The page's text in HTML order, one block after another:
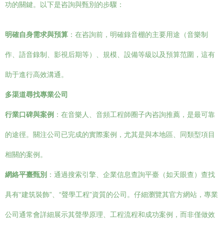
功的關鍵。以下是咨詢與甄別的步驟：
明確自身需求與預算 ：在咨詢前，明確錄音棚的主要用途（音樂制
作、語音錄制、影視后期等）、規模、設備等級以及預算范圍，這有
助于進行高效溝通。
多渠道尋找專業公司
行業口碑與案例 ：在音樂人、音頻工程師圈子內咨詢推薦，是最可靠
的途徑。關注公司已完成的實際案例，尤其是與本地區、同類型項目
相關的案例。
網絡平臺甄別 ：通過搜索引擎、企業信息查詢平臺（如天眼查）查找
具有“建筑裝飾”、“聲學工程”資質的公司。仔細瀏覽其官方網站，專業
公司通常會詳細展示其聲學原理、工程流程和成功案例，而非僅做效